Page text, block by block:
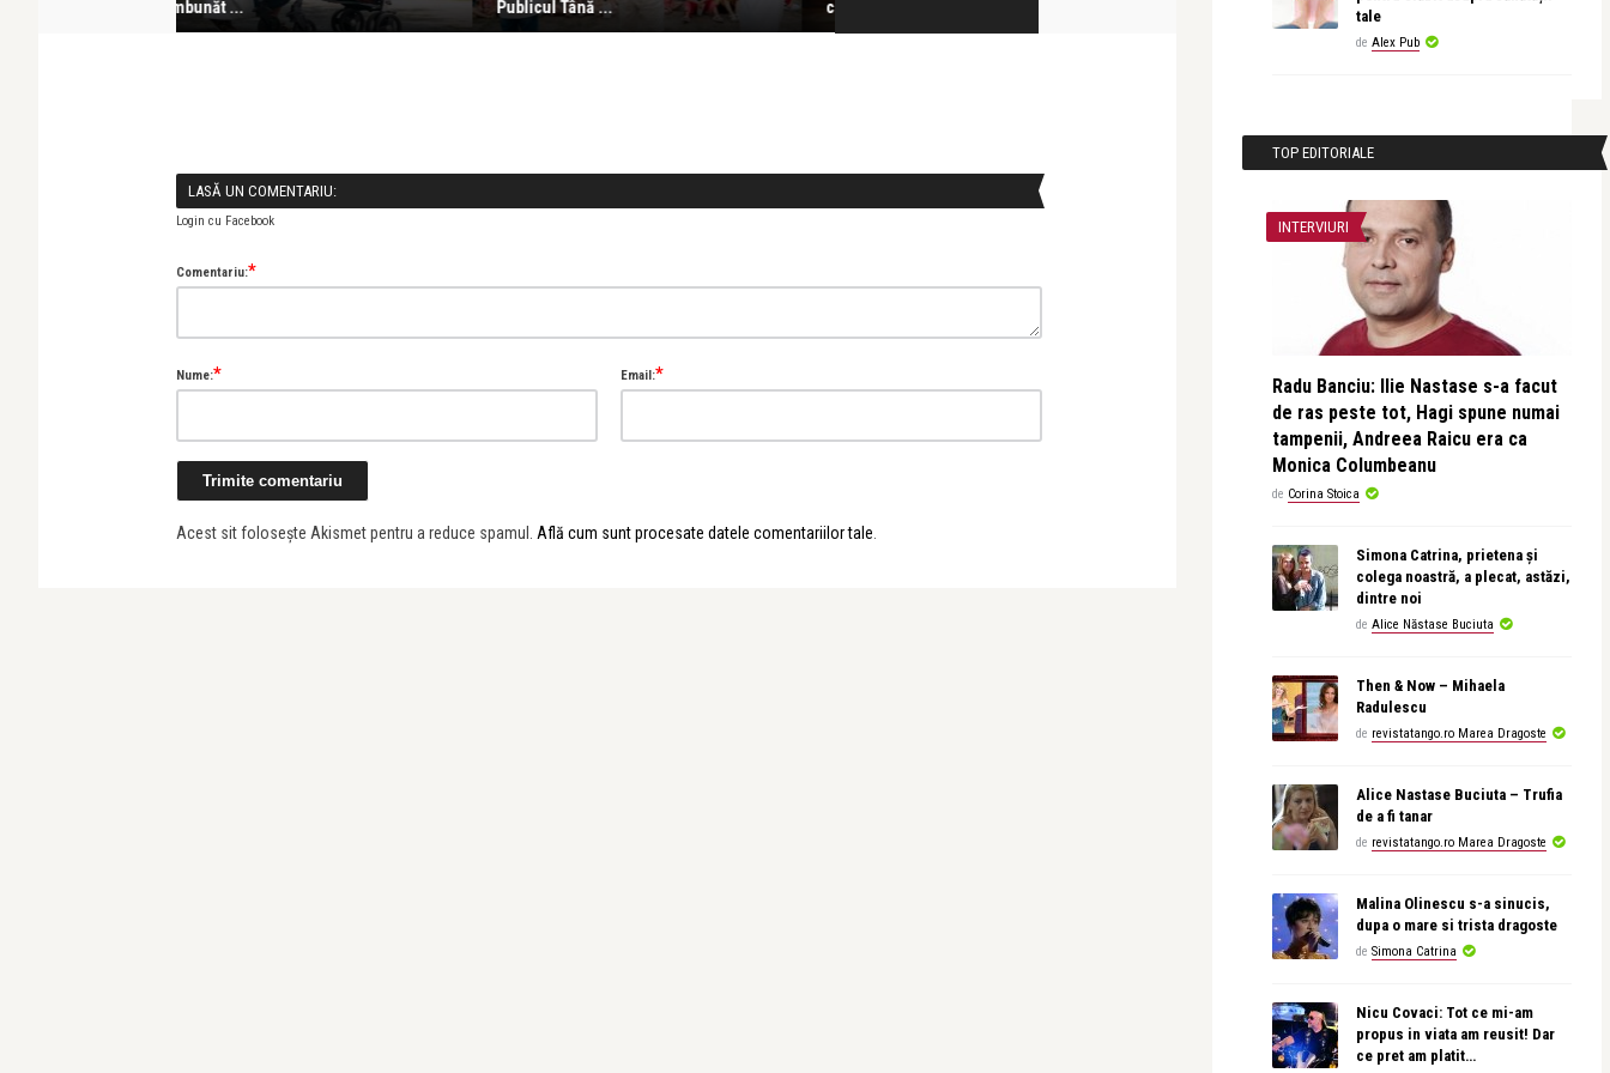
copiii noștri
poza mai depar ...
profesia, dar am și o ...
LASĂ UN COMENTARIU:
Login cu Facebook
Comentariu:*
Nume:* Email:*
Acest sit folosește Akismet pentru a reduce spamul. Află cum sunt procesate datele comentariilor tale.
tale
de Alex Pub
TOP EDITORIALE
INTERVIURI
Radu Banciu: Ilie Nastase s-a facut
de ras peste tot, Hagi spune numai
tampenii, Andreea Raicu era ca
Monica Columbeanu
de Corina Stoica
Simona Catrina, prietena și
colega noastră, a plecat, astăzi,
dintre noi
de Alice Năstase Buciuta
Then & Now – Mihaela
Radulescu
de revistatango.ro Marea Dragoste
Alice Nastase Buciuta – Trufia
de a fi tanar
de revistatango.ro Marea Dragoste
Malina Olinescu s-a sinucis,
dupa o mare si trista dragoste
de Simona Catrina
Nicu Covaci: Tot ce mi-am
propus in viata am reusit! Dar
ce pret am platit…